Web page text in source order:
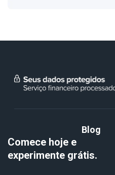
Blog
Comece hoje e
experimente grátis.